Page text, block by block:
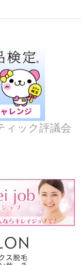
ィック評議会